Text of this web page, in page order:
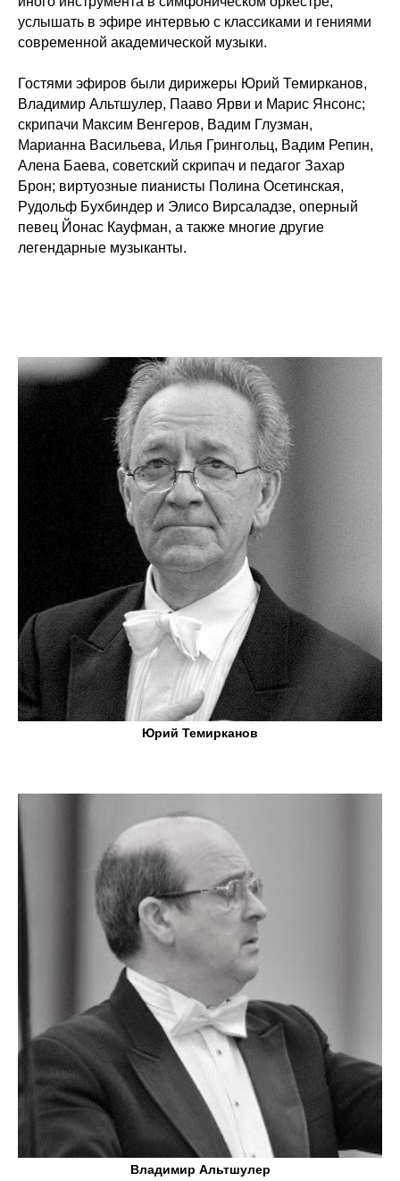
услышать в эфире интервью с классиками и гениями
современной академической музыки.
Гостями эфиров были дирижеры Юрий Темирканов,
Владимир Альтшулер, Пааво Ярви и Марис Янсонс;
скрипачи Максим Венгеров, Вадим Глузман,
Марианна Васильева, Илья Грингольц, Вадим Репин,
Алена Баева, советский скрипач и педагог Захар
Брон; виртуозные пианисты Полина Осетинская,
Рудольф Бухбиндер и Элисо Вирсаладзе, оперный
певец Йонас Кауфман, а также многие другие
легендарные музыканты.
Юрий Темирканов
Владимир Альтшулер